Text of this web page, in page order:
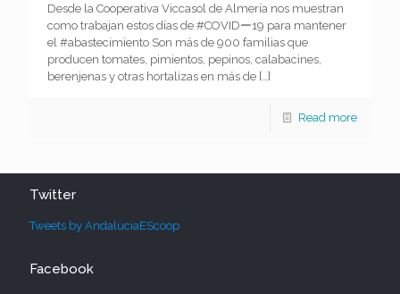
Desde la Cooperativa Viccasol de Almería nos muestran
como trabajan estos días de #COVIDー19 para mantener
el #abastecimiento Son más de 900 familias que
producen tomates, pimientos, pepinos, calabacines,
berenjenas y otras hortalizas en más de […]
Read more
Twitter
Tweets by AndaluciaEScoop
Facebook